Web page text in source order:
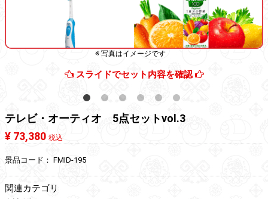
※ 写真はイメージです
スライドでセット内容を確認
テレビ・オーティオ 5点セットvol.3
¥ 73,380 税込
景品コード： FMID-195
関連カテゴリ